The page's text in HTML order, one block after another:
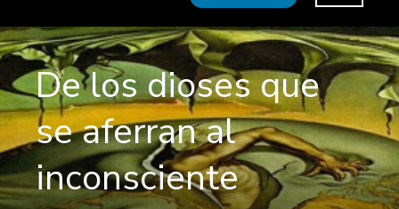
De los dioses que
se aferran al
inconsciente